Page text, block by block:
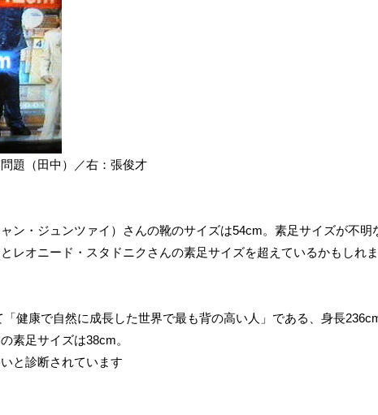
題（田中）／右：張俊才
ン・ジュンツァイ）さんの靴のサイズは54cm。素足サイズが不明
レオニード・スタドニクさんの素足サイズを超えているかもしれ
「健康で自然に成長した世界で最も背の高い人」である、身長
の素足サイズは38cm。
と診断されています